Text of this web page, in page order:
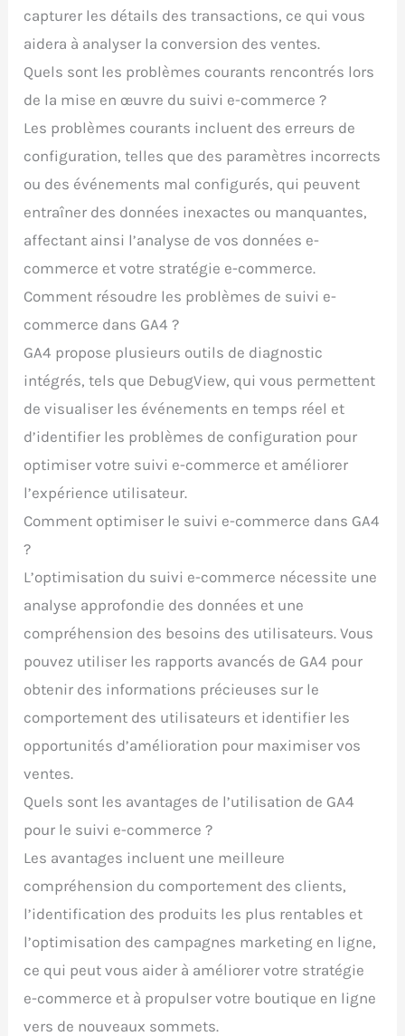
capturer les détails des transactions, ce qui vous
aidera à analyser la conversion des ventes.
Quels sont les problèmes courants rencontrés lors
de la mise en œuvre du suivi e-commerce ?
Les problèmes courants incluent des erreurs de
configuration, telles que des paramètres incorrects
ou des événements mal configurés, qui peuvent
entraîner des données inexactes ou manquantes,
affectant ainsi l’analyse de vos données e-
commerce et votre stratégie e-commerce.
Comment résoudre les problèmes de suivi e-
commerce dans GA4 ?
GA4 propose plusieurs outils de diagnostic
intégrés, tels que DebugView, qui vous permettent
de visualiser les événements en temps réel et
d’identifier les problèmes de configuration pour
optimiser votre suivi e-commerce et améliorer
l’expérience utilisateur.
Comment optimiser le suivi e-commerce dans GA4
?
L’optimisation du suivi e-commerce nécessite une
analyse approfondie des données et une
compréhension des besoins des utilisateurs. Vous
pouvez utiliser les rapports avancés de GA4 pour
obtenir des informations précieuses sur le
comportement des utilisateurs et identifier les
opportunités d’amélioration pour maximiser vos
ventes.
Quels sont les avantages de l’utilisation de GA4
pour le suivi e-commerce ?
Les avantages incluent une meilleure
compréhension du comportement des clients,
l’identification des produits les plus rentables et
l’optimisation des campagnes marketing en ligne,
ce qui peut vous aider à améliorer votre stratégie
e-commerce et à propulser votre boutique en ligne
vers de nouveaux sommets.